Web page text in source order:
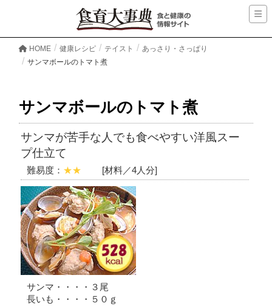
HOME 健康レシピ テイスト
あっさり・さっぱり
サンマボールのトマト煮
サンマボールのトマト煮
サンマが苦手な人でも食べやすい洋風スー
プ仕立て
難易度： ★★ [材料／4人分]
サンマ・・・・３尾
長いも・・・・５０ｇ